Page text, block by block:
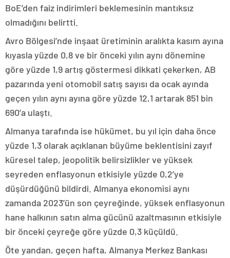
BoE’den faiz indirimleri beklemesinin mantıksız
olmadığını belirtti.
Avro Bölgesi’nde inşaat üretiminin aralıkta kasım ayına
kıyasla yüzde 0,8 ve bir önceki yılın aynı dönemine
göre yüzde 1,9 artış göstermesi dikkati çekerken, AB
pazarında yeni otomobil satış sayısı da ocak ayında
geçen yılın aynı ayına göre yüzde 12,1 artarak 851 bin
690’a ulaştı.
Almanya tarafında ise hükümet, bu yıl için daha önce
yüzde 1,3 olarak açıklanan büyüme beklentisini zayıf
küresel talep, jeopolitik belirsizlikler ve yüksek
seyreden enflasyonun etkisiyle yüzde 0,2’ye
düşürdüğünü bildirdi. Almanya ekonomisi aynı
zamanda 2023’ün son çeyreğinde, yüksek enflasyonun
hane halkının satın alma gücünü azaltmasının etkisiyle
bir önceki çeyreğe göre yüzde 0,3 küçüldü.
Öte yandan, geçen hafta, Almanya Merkez Bankası